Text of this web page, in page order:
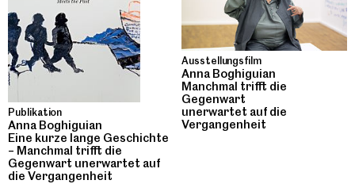
Publikation
Anna Boghiguian
Eine kurze lange Geschichte
– Manchmal trifft die
Gegenwart unerwartet auf
die Vergangenheit
Ausstellungsfilm
Anna Boghiguian
Manchmal trifft die
Gegenwart
unerwartet auf die
Vergangenheit